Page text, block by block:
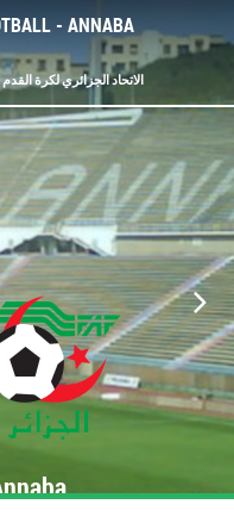
- ANNABA
FÉDÉRATION ALGÉRIENNE DE FOOTBALL - الاتحاد الجزائري لكرة القدم